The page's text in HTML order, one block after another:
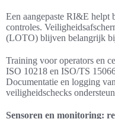
Een aangepaste RI&E helpt
controles.
(LOTO) blijven belangrijk
Training voor operators en
ISO 10218 en ISO/TS
Documentatie en logging
veiligheidschecks
Sensoren en monitoring: